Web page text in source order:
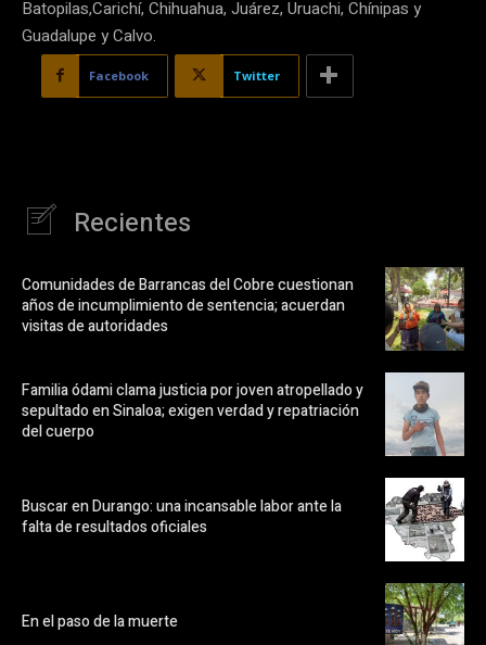
Batopilas,Carichí, Chihuahua, Juárez, Uruachi, Chínipas y
Guadalupe y Calvo.
Facebook Twitter
Recientes
Comunidades de Barrancas del Cobre cuestionan
años de incumplimiento de sentencia; acuerdan
visitas de autoridades
Familia ódami clama justicia por joven atropellado y
sepultado en Sinaloa; exigen verdad y repatriación
del cuerpo
Buscar en Durango: una incansable labor ante la
falta de resultados oficiales
En el paso de la muerte